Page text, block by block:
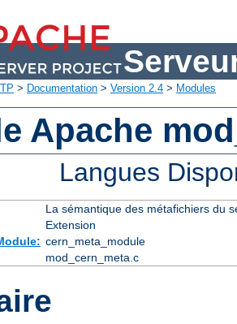
> Documentation > Version 2.4 > Modules
Apache
Langues
La sémantique des métafichiers du
Extension
cern_meta_module
mod_cern_meta.c